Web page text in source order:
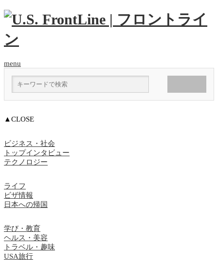
menu
▲CLOSE
ビジネス・社会
トップインタビュー
テクノロジー
ライフ
ビザ情報
日本への帰国
学び・教育
ヘルス・美容
トラベル・趣味
USA旅行